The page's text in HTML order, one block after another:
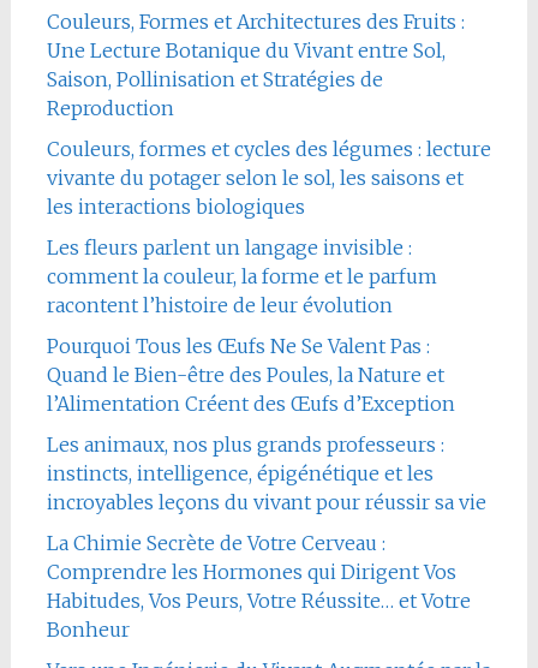
Couleurs, Formes et Architectures des Fruits :
Une Lecture Botanique du Vivant entre Sol,
Saison, Pollinisation et Stratégies de
Reproduction
Couleurs, formes et cycles des légumes : lecture
vivante du potager selon le sol, les saisons et
les interactions biologiques
Les fleurs parlent un langage invisible :
comment la couleur, la forme et le parfum
racontent l’histoire de leur évolution
Pourquoi Tous les Œufs Ne Se Valent Pas :
Quand le Bien-être des Poules, la Nature et
l’Alimentation Créent des Œufs d’Exception
Les animaux, nos plus grands professeurs :
instincts, intelligence, épigénétique et les
incroyables leçons du vivant pour réussir sa vie
La Chimie Secrète de Votre Cerveau :
Comprendre les Hormones qui Dirigent Vos
Habitudes, Vos Peurs, Votre Réussite… et Votre
Bonheur